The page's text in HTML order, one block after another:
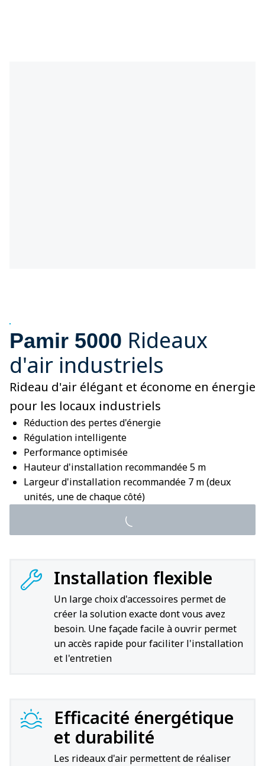
Pamir 5000 Rideaux
d'air industriels
Rideau d'air élégant et économe en énergie
pour les locaux industriels
Réduction des pertes d'énergie
Régulation intelligente
Performance optimisée
Hauteur d'installation recommandée 5 m
Largeur d'installation recommandée 7 m (deux
unités, une de chaque côté)
Installation flexible
Un large choix d'accessoires permet de
créer la solution exacte dont vous avez
besoin. Une façade facile à ouvrir permet
un accès rapide pour faciliter l'installation
et l'entretien
Efficacité énergétique
et durabilité
Les rideaux d'air permettent de réaliser